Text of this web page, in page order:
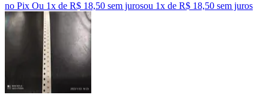
no Pix Ou 1x de R$ 18,50 sem jurosou 1x de R$ 18,50 sem juros